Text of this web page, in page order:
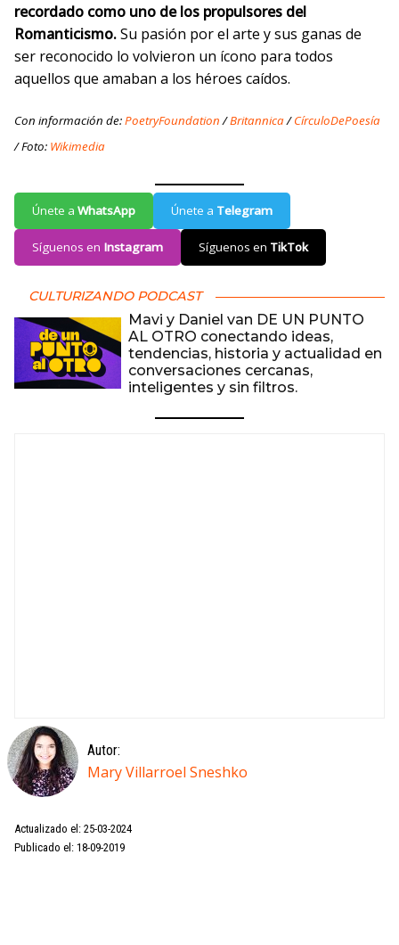
recordado como uno de los propulsores del
Romanticismo.Su pasión por el arte y sus ganas de
ser reconocido lo volvieron un ícono para todos
aquellos que amaban a los héroes caídos.
Con información de:PoetryFoundation/Britannica/CírculoDePoesía
/ Foto: Wikimedia
Únete a WhatsApp Únete a Telegram
Síguenos en Instagram Síguenos en TikTok
CULTURIZANDO PODCAST
Mavi y Daniel van DE UN PUNTO
AL OTRO conectando ideas,
tendencias, historia y actualidad en
conversaciones cercanas,
inteligentes y sin filtros.
Autor:
Mary Villarroel Sneshko
Actualizado el: 25-03-2024
Publicado el: 18-09-2019